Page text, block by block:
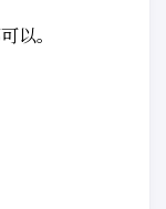
以。